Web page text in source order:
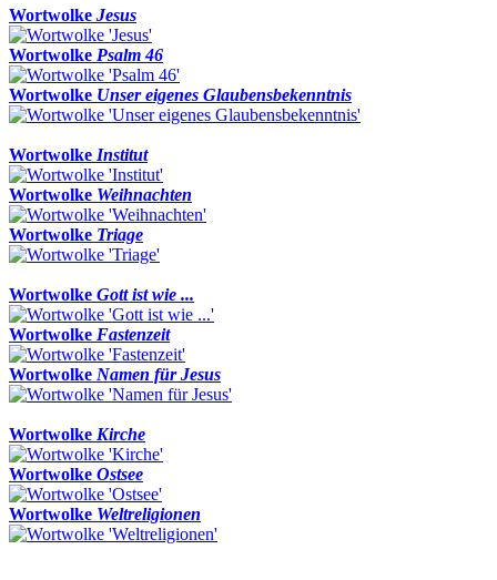
Wortwolke Jesus
Wortwolke Psalm 46
Wortwolke Unser eigenes Glaubensbekenntnis
Wortwolke Institut
Wortwolke Weihnachten
Wortwolke Triage
Wortwolke Gott ist wie ...
Wortwolke Fastenzeit
Wortwolke Namen für Jesus
Wortwolke Kirche
Wortwolke Ostsee
Wortwolke Weltreligionen